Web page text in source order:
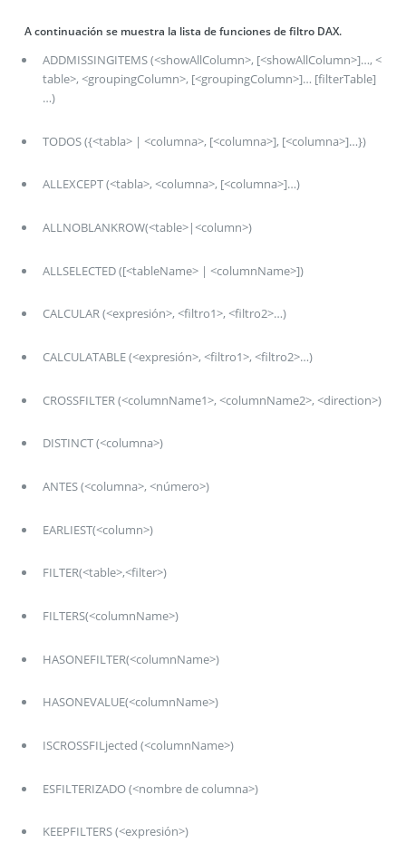
A continuación se muestra la lista de funciones de filtro DAX.
ADDMISSINGITEMS (<showAllColumn>, [<showAllColumn>]…, <
table>, <groupingColumn>, [<groupingColumn>]… [filterTable]
…)
TODOS ({<tabla> | <columna>, [<columna>], [<columna>]…})
ALLEXCEPT (<tabla>, <columna>, [<columna>]…)
ALLNOBLANKROW(<table>|<column>)
ALLSELECTED ([<tableName> | <columnName>])
CALCULAR (<expresión>, <filtro1>, <filtro2>…)
CALCULATABLE (<expresión>, <filtro1>, <filtro2>…)
CROSSFILTER (<columnName1>, <columnName2>, <direction>)
DISTINCT (<columna>)
ANTES (<columna>, <número>)
EARLIEST(<column>)
FILTER(<table>,<filter>)
FILTERS(<columnName>)
HASONEFILTER(<columnName>)
HASONEVALUE(<columnName>)
ISCROSSFILjected (<columnName>)
ESFILTERIZADO (<nombre de columna>)
KEEPFILTERS (<expresión>)